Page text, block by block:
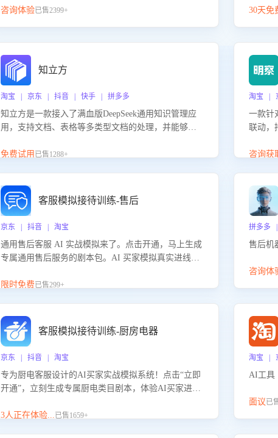
咨询体验已售2399+ 30天免
知立方
淘宝 | 京东 | 抖音 | 快手 | 拼多多
知立方是一款接入了满血版DeepSeek通用知识管理应
用，支持文档、表格等多类型文档的处理，并能够基
景提供强大的知识支持，帮助用户高效管理和利用知
免费试用 已售1288+
淘宝 |
一款针
联动，
联动，
咨询获
客服模拟接待训练-售后
京东 | 抖音 | 淘宝
通用售后客服 AI 实战模拟来了。点击开通，马上生成
专属通用售后服务的剧本包。AI 买家模拟真实进线咨
咨询等售后场景的应对要点，轻松提升服务能力。
限时免费已售299+
拼多多
售后机
咨询体
客服模拟接待训练-厨房电器
京东 | 抖音 | 淘宝
专为厨电客服设计的AI买家实战模拟系统！点击“立即
开通”，立刻生成专属厨电类目剧本，体验AI买家进线
能咨询”等真实场景应对技巧！
3人正在体验...已售1659+
淘宝 |
AI工具
面议已